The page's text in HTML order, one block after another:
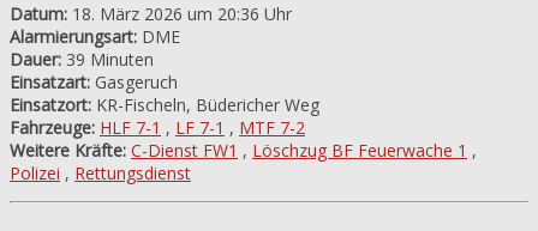
Datum: 18. März 2026 um 20:36 Uhr
Alarmierungsart: DME
Dauer: 39 Minuten
Einsatzart: Gasgeruch
Einsatzort: KR-Fischeln, Büdericher Weg
Fahrzeuge: HLF 7-1 , LF 7-1 , MTF 7-2
Weitere Kräfte: C-Dienst FW1 , Löschzug BF Feuerwache 1 ,
Polizei , Rettungsdienst